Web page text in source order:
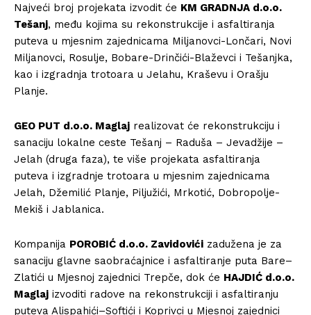
Najveći broj projekata izvodit će KM GRADNJA d.o.o.
Tešanj, među kojima su rekonstrukcije i asfaltiranja
puteva u mjesnim zajednicama Miljanovci-Lončari, Novi
Miljanovci, Rosulje, Bobare-Drinčići-Blaževci i Tešanjka,
kao i izgradnja trotoara u Jelahu, Kraševu i Orašju
Planje.
GEO PUT d.o.o. Maglaj realizovat će rekonstrukciju i
sanaciju lokalne ceste Tešanj – Raduša – Jevadžije –
Jelah (druga faza), te više projekata asfaltiranja
puteva i izgradnje trotoara u mjesnim zajednicama
Jelah, Džemilić Planje, Piljužići, Mrkotić, Dobropolje-
Mekiš i Jablanica.
Kompanija POROBIĆ d.o.o. Zavidovići zadužena je za
sanaciju glavne saobraćajnice i asfaltiranje puta Bare–
Zlatići u Mjesnoj zajednici Trepče, dok će HAJDIĆ d.o.o.
Maglaj izvoditi radove na rekonstrukciji i asfaltiranju
puteva Alispahići–Softići i Koprivci u Mjesnoj zajednici